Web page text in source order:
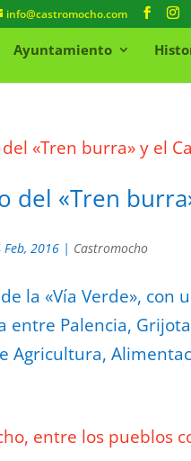
info@castromocho.com
Ayuntamiento
del «Tren
Feb, 2016 | Castromocho
la «Vía Verde», con
entre Palencia,
Agricultura,